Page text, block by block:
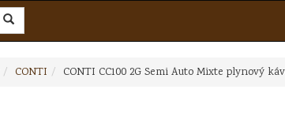
CONTI CONTI CC100 2G Semi Auto Mixte plynový